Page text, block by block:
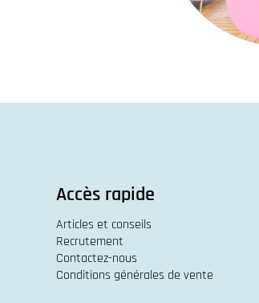
Accès rapide
Articles et conseils
Recrutement
Contactez-nous
Conditions générales de vente